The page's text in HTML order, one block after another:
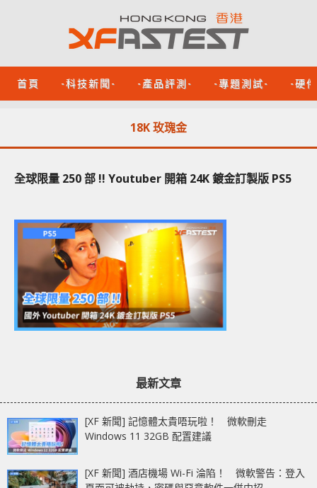
首頁 -科技新聞- -產品評測- -專題測試- -硬
18K 玫瑰金
全球限量 250 部 !! Youtuber 開箱 24K 鍍金​​訂製版 PS5
最新文章
[XF 新聞] 記憶體太貴唔玩啦！ 微軟刪走
Windows 11 32GB 配置建議
[XF 新聞] 酒店機場 Wi-Fi 淪陷！ 微軟警告：登入